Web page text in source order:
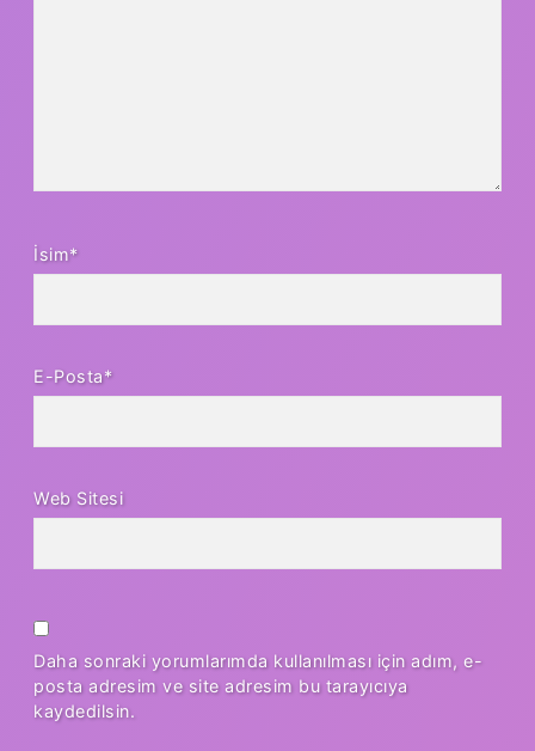
İsim*
E-Posta*
Web Sitesi
Daha sonraki yorumlarımda kullanılması için adım, e-
posta adresim ve site adresim bu tarayıcıya
kaydedilsin.